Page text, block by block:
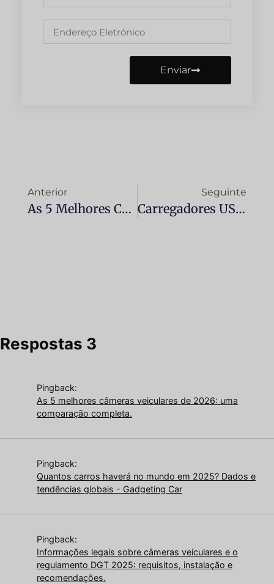
Enviar
Anterior
As 5 Melhores Câmeras Veiculares Para O Seu Carro (atualização De 2026)
Seguinte
Carregadores USB Para Automóvel: Qual É O Melhor Para Si Em 2025?
Respostas 3
Pingback:
As 5 melhores câmeras veiculares de 2026: uma
comparação completa.
Pingback:
Quantos carros haverá no mundo em 2025? Dados e
tendências globais - Gadgeting Car
Pingback:
Informações legais sobre câmeras veiculares e o
regulamento DGT 2025: requisitos, instalação e
recomendações.